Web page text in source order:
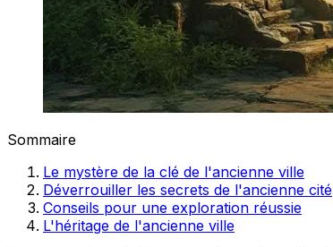
Sommaire
Le mystère de la clé de l'ancienne ville
Déverrouiller les secrets de l'ancienne cité
Conseils pour une exploration réussie
L'héritage de l'ancienne ville